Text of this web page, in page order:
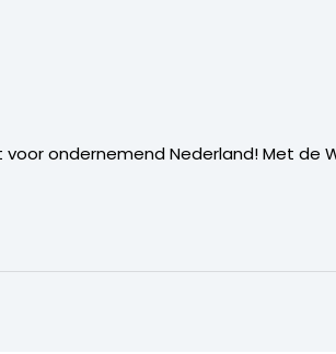
ondernemend Nederland! Met de